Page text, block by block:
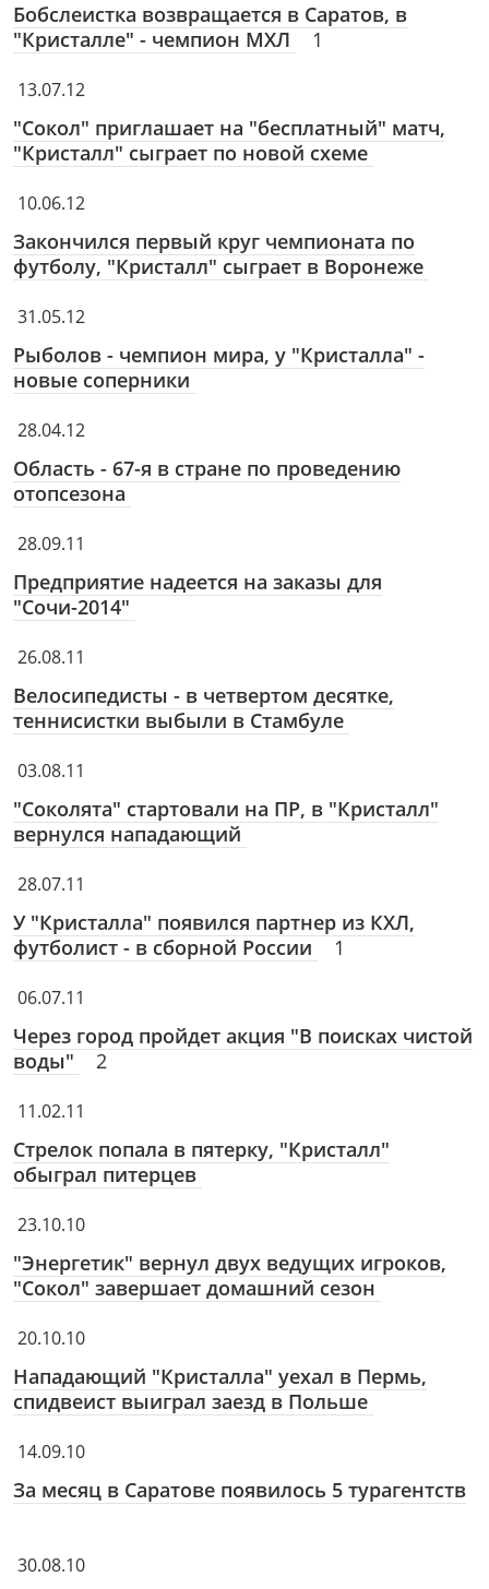
Бобслеистка возвращается в Саратов, в
"Кристалле" - чемпион МХЛ
1
13.07.12
"Сокол" приглашает на "бесплатный" матч,
"Кристалл" сыграет по новой схеме
10.06.12
Закончился первый круг чемпионата по
футболу, "Кристалл" сыграет в Воронеже
31.05.12
Рыболов - чемпион мира, у "Кристалла" -
новые соперники
28.04.12
Область - 67-я в стране по проведению
отопсезона
28.09.11
Предприятие надеется на заказы для
"Сочи-2014"
26.08.11
Велосипедисты - в четвертом десятке,
теннисистки выбыли в Стамбуле
03.08.11
"Соколята" стартовали на ПР, в "Кристалл"
вернулся нападающий
28.07.11
У "Кристалла" появился партнер из КХЛ,
футболист - в сборной России
1
06.07.11
Через город пройдет акция "В поисках чистой
воды"
2
11.02.11
Стрелок попала в пятерку, "Кристалл"
обыграл питерцев
23.10.10
"Энергетик" вернул двух ведущих игроков,
"Сокол" завершает домашний сезон
20.10.10
Нападающий "Кристалла" уехал в Пермь,
спидвеист выиграл заезд в Польше
14.09.10
За месяц в Саратове появилось 5 турагентств
30.08.10